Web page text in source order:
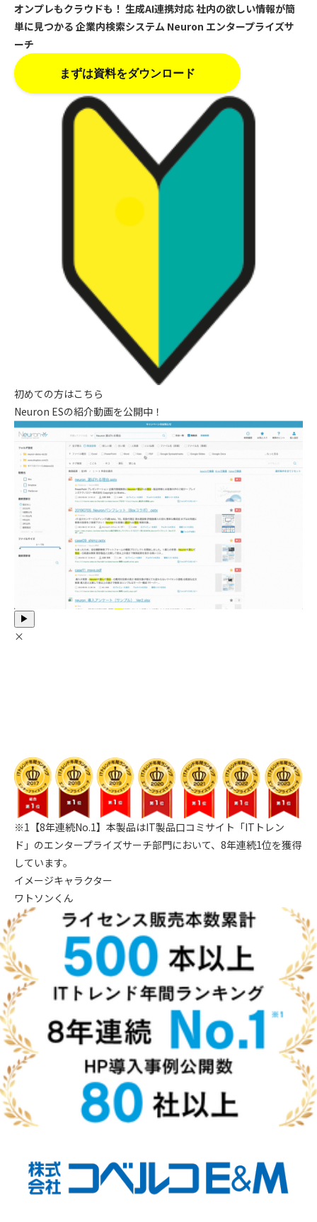
オンプレもクラウドも！ 生成AI連携対応社内の欲しい情報が簡
単に見つかる 企業内検索システム Neuron エンタープライズサ
ーチ
まずは資料をダウンロード
初めての方はこちら
Neuron ESの紹介動画を公開中！
▶
×
※1【8年連続No.1】本製品はIT製品口コミサイト「ITトレン
ド」のエンタープライズサーチ部門において、8年連続1位を獲得
しています。
イメージキャラクター
ワトソンくん